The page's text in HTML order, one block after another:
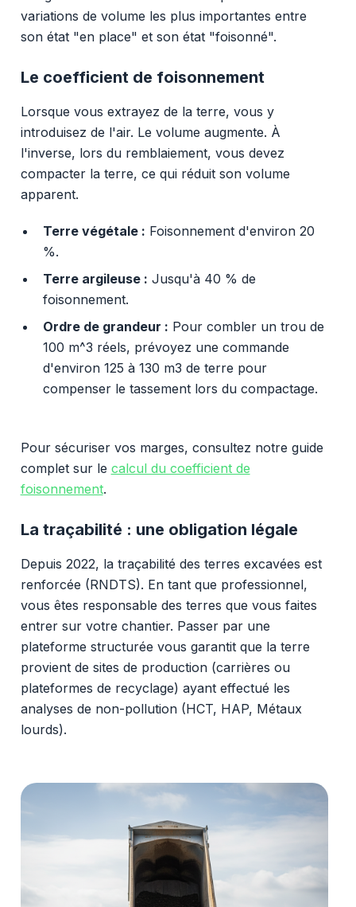
variations de volume les plus importantes entre
son état "en place" et son état "foisonné".
Le coefficient de foisonnement
Lorsque vous extrayez de la terre, vous y
introduisez de l'air. Le volume augmente. À
l'inverse, lors du remblaiement, vous devez
compacter la terre, ce qui réduit son volume
apparent.
Terre végétale : Foisonnement d'environ 20
%.
Terre argileuse : Jusqu'à 40 % de
foisonnement.
Ordre de grandeur : Pour combler un trou de
100 m^3 réels, prévoyez une commande
d'environ 125 à 130 m3 de terre pour
compenser le tassement lors du compactage.
Pour sécuriser vos marges, consultez notre guide
complet sur le calcul du coefficient de
foisonnement.
La traçabilité : une obligation légale
Depuis 2022, la traçabilité des terres excavées est
renforcée (RNDTS). En tant que professionnel,
vous êtes responsable des terres que vous faites
entrer sur votre chantier. Passer par une
plateforme structurée vous garantit que la terre
provient de sites de production (carrières ou
plateformes de recyclage) ayant effectué les
analyses de non-pollution (HCT, HAP, Métaux
lourds).